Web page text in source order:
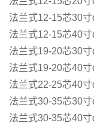
法兰式12-15芯30
法兰式12-15芯40
法兰式19-20芯30
法兰式19-20芯40
法兰式22-25芯40
法兰式30-35芯30
法兰式30-35芯40